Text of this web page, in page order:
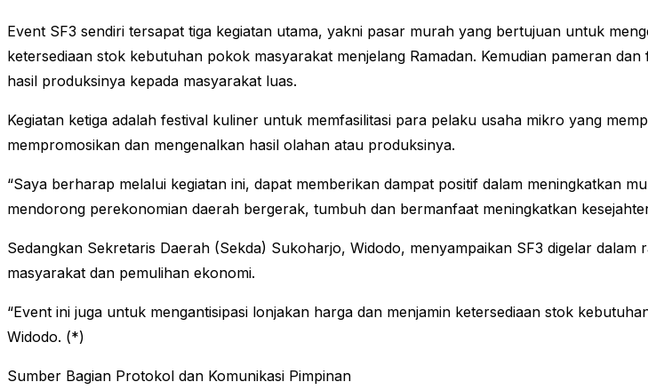
Event SF3 sendiri tersapat tiga kegiatan utama, yakni pasar murah yang bertujuan untuk
ketersediaan stok kebutuhan pokok masyarakat menjelang Ramadan. Kemudian pameran
hasil produksinya kepada masyarakat luas.
Kegiatan ketiga adalah festival kuliner untuk memfasilitasi para pelaku usaha mikro yang
mempromosikan dan mengenalkan hasil olahan atau produksinya.
“Saya berharap melalui kegiatan ini, dapat memberikan dampat positif dalam meningkatkan
mendorong perekonomian daerah bergerak, tumbuh dan bermanfaat meningkatkan
Sedangkan Sekretaris Daerah (Sekda) Sukoharjo, Widodo, menyampaikan SF3 digelar
masyarakat dan pemulihan ekonomi.
“Event ini juga untuk mengantisipasi lonjakan harga dan menjamin ketersediaan stok
Widodo. (*)
Sumber Bagian Protokol dan Komunikasi Pimpinan